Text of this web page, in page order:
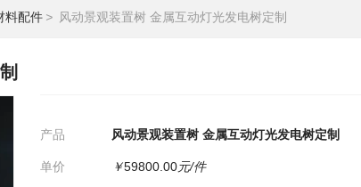
料配件 > 风动景观装置树 金属互动灯光发电树定制
产品 风动景观装置树 金属互动灯光发电树定制
单价 ￥59800.00元/件